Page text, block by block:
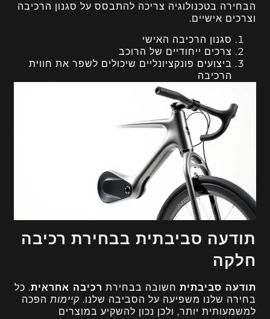
הבחירה בטכנולוגיה צריכה להתבסס על סגנון הרכיבה
וצרכים אישיים.
סגנון הרכיבה האישי
צרכים ייחודיים של הרוכב
ביצועים פונקציונליים שיכולים לשפר את חווית
הרכיבה
תודעה סביבתית בבחירת רכיבה
חלקה
תודעה סביבתית חשובה בבחירת רכיבה אחראית. כל
בחירה שלנו משפיעה על הסביבה שלנו. קיימותהפכה
למשמעותית יותר, ולכן נכון להשקיע במוצרים